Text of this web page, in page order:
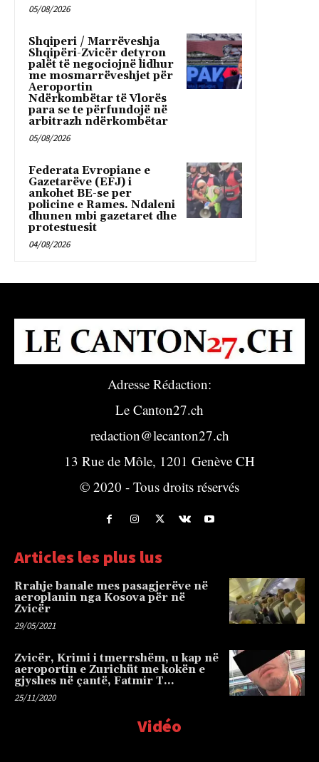
05/08/2026
Shqiperi / Marrëveshja
Shqipëri-Zvicër detyron
palët të negociojnë lidhur
me mosmarrëveshjet për
Aeroportin
Ndërkombëtar të Vlorës
para se te përfundojë në
arbitrazh ndërkombëtar
05/08/2026
Federata Evropiane e
Gazetarëve (EFJ) i
ankohet BE-se per
policine e Rames. Ndaleni
dhunen mbi gazetaret dhe
protestuesit
04/08/2026
Adresse Rédaction:
Le Canton27.ch
redaction@lecanton27.ch
13 Rue de Môle, 1201 Genève CH
© 2020 - Tous droits réservés
Articles les plus lus
Rrahje banale mes pasagjerëve në
aeroplanin nga Kosova për në
Zvicër
29/05/2021
Zvicër, Krimi i tmerrshëm, u kap në
aeroportin e Zurichüt me kokën e
gjyshes në çantë, Fatmir T…
25/11/2020
Vidéo